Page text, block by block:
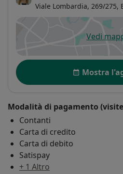
Viale Lombardia, 269/275,
Vedi si
Disponibilità
Mostra
Modalità di pagamento
Contanti
Carta di credito
Carta di debito
Satispay
+ 1 Altro